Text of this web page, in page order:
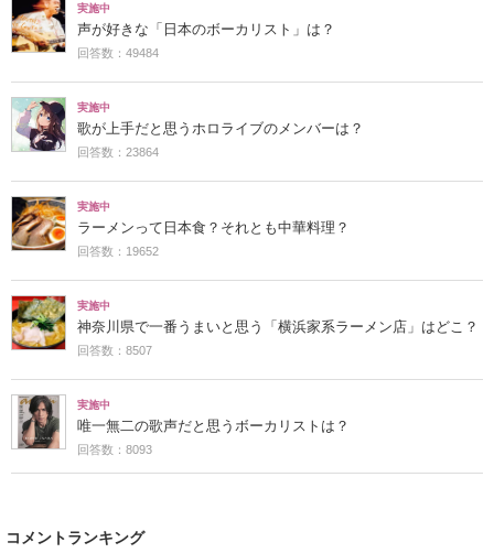
実施中
声が好きな「日本のボーカリスト」は？
回答数：49484
実施中
歌が上手だと思うホロライブのメンバーは？
回答数：23864
実施中
ラーメンって日本食？それとも中華料理？
回答数：19652
実施中
神奈川県で一番うまいと思う「横浜家系ラーメン店」はどこ？
回答数：8507
実施中
唯一無二の歌声だと思うボーカリストは？
回答数：8093
コメントランキング